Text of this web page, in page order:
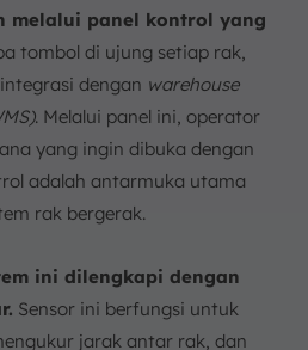
melalui panel kontrol yang
tombol di ujung setiap rak,
dengan warehouse
. Melalui panel ini, operator
yang ingin dibuka dengan
adalah antarmuka utama
rak bergerak.
ini dilengkapi dengan
Sensor ini berfungsi untuk
jarak antar rak, dan